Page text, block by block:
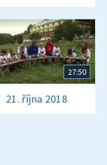
27:50
21. října 2018